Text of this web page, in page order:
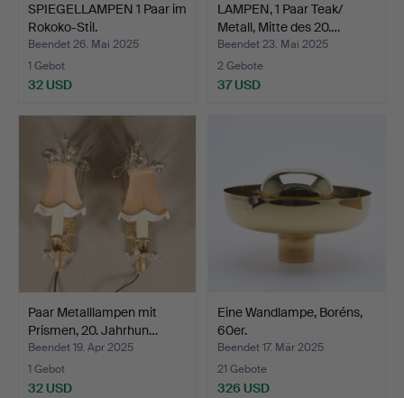
SPIEGELLAMPEN 1 Paar im
Rokoko-Stil.
Beendet 26. Mai 2025
1 Gebot
32 USD
LAMPEN, 1 Paar Teak/
Metall, Mitte des 20.…
Beendet 23. Mai 2025
2 Gebote
37 USD
Paar Metalllampen mit
Prismen, 20. Jahrhun…
Beendet 19. Apr 2025
1 Gebot
32 USD
Eine Wandlampe, Boréns,
60er.
Beendet 17. Mär 2025
21 Gebote
326 USD